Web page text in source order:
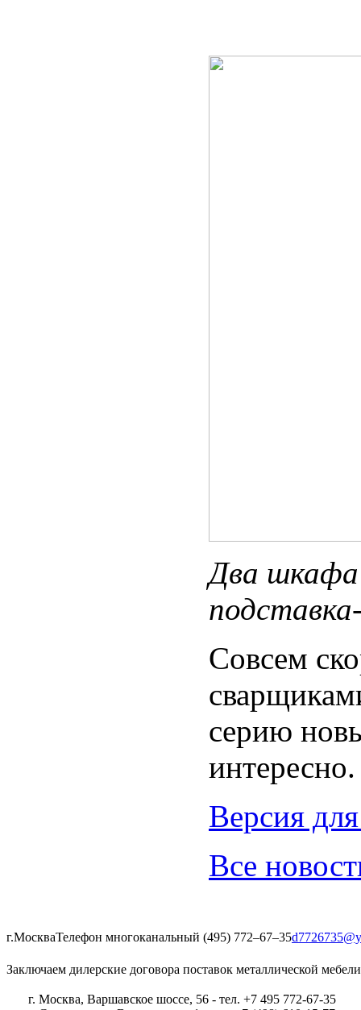
Два
Совсем
серию
интересно.
Версия
Все
г.МоскваТелефон многоканальный (495) 772‒67‒35
Заключаем дилерские договора поставок металлической мебели
г. Москва, Варшавское шоссе, 56 - тел. +7 495 772-67-35